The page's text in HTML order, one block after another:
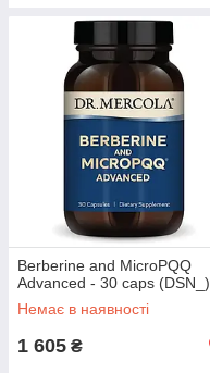
Berberine and MicroPQQ
Advanced - 30 caps (DSN_)
Немає в наявності
1 605 ₴